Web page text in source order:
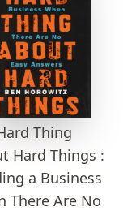
Thing
Hard Things :
a Business
There Are No